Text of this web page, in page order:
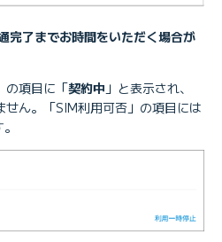
完了までお時間をいただく場合が
の項目に「契約中 」と表示され、
せん。「SIM利用可否」の項目には